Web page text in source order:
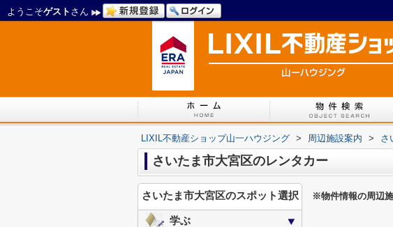
ようこそゲスト さん
LIXIL不動産ショップ山一ハウジング > 周辺施設案内 > さ
さいたま市大宮区のレンタカー
※物件情報の周辺
さいたま市大宮区のスポット選択
学ぶ